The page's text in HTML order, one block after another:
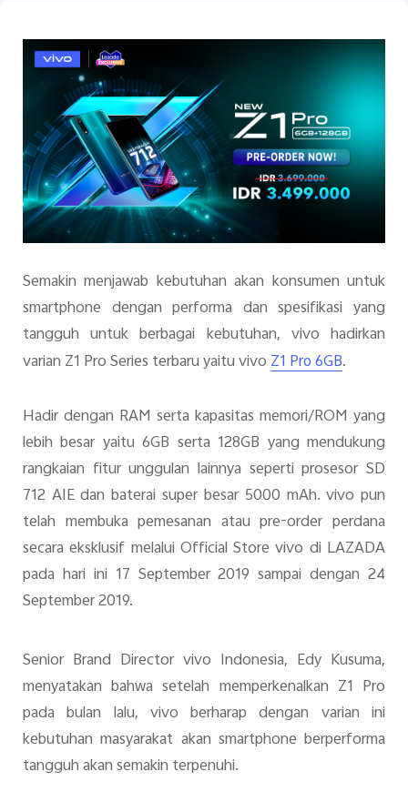
Indonesia | Pilih negara/wilayah
Semakin menjawab kebutuhan akan konsumen untuk
smartphone dengan performa dan spesifikasi yang
tangguh untuk berbagai kebutuhan, vivo hadirkan
varian Z1 Pro Series terbaru yaitu vivo Z1 Pro 6GB.
Hadir dengan RAM serta kapasitas memori/ROM yang
lebih besar yaitu 6GB serta 128GB yang mendukung
rangkaian fitur unggulan lainnya seperti prosesor SD
712 AIE dan baterai super besar 5000 mAh. vivo pun
telah membuka pemesanan atau pre-order perdana
secara eksklusif melalui Official Store vivo di LAZADA
pada hari ini 17 September 2019 sampai dengan 24
September 2019.
Senior Brand Director vivo Indonesia, Edy Kusuma,
menyatakan bahwa setelah memperkenalkan Z1 Pro
pada bulan lalu, vivo berharap dengan varian ini
kebutuhan masyarakat akan smartphone berperforma
tangguh akan semakin terpenuhi.